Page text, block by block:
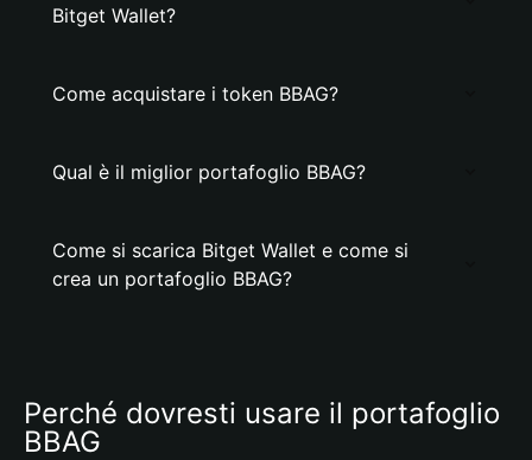
Bitget Wallet?
Come acquistare i token BBAG?
Qual è il miglior portafoglio BBAG?
Come si scarica Bitget Wallet e come si
crea un portafoglio BBAG?
Perché dovresti usare il portafoglio
BBAG